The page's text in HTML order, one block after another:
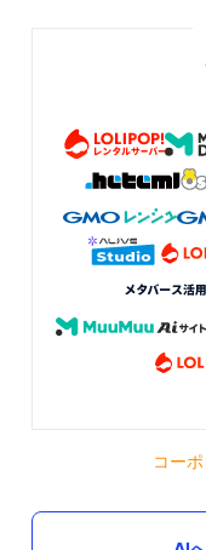
コー